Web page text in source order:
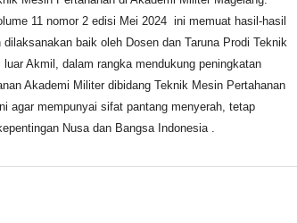
11 nomor 2 edisi Mei 2024 ini memuat hasil-hasil
baik oleh Dosen dan Taruna Prodi Teknik
Akmil, dalam rangka mendukung peningkatan
Akademi Militer dibidang Teknik Mesin Pertahanan
agar mempunyai sifat pantang menyerah, tetap
Nusa dan Bangsa Indonesia .